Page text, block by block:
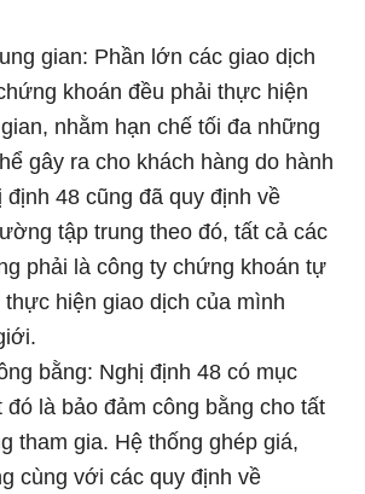
gian: Phần lớn các giao dịch
khoán đều phải thực hiện
nhằm hạn chế tối đa những
gây ra cho khách hàng do hành
48 cũng đã quy định về
tập trung theo đó, tất cả các
phải là công ty chứng khoán tự
hiện giao dịch của mình
bằng: Nghị định 48 có mục
đó là bảo đảm công bằng cho tất
tham gia. Hệ thống ghép giá,
cùng với các quy định về